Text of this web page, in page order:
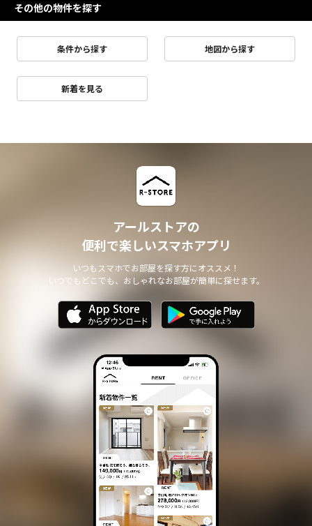
その他の物件を探す
条件から探す 地図から探す
新着を見る
アールストアの
便利で楽しいスマホアプリ
いつもスマホでお部屋を探す方にオススメ！
いつでもどこでも、おしゃれなお部屋が簡単に探せます。